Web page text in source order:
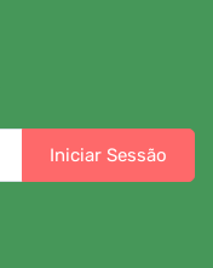
Iniciar Sessão